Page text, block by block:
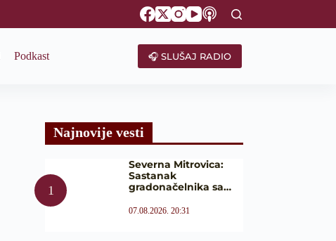
Podkast 🎧 SLUŠAJ RADIO
Najnovije vesti
Severna Mitrovica:
Sastanak
gradonačelnika sa…
07.08.2026. 20:31